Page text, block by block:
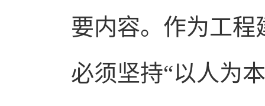
要内容。作为工
必须坚持“以人为